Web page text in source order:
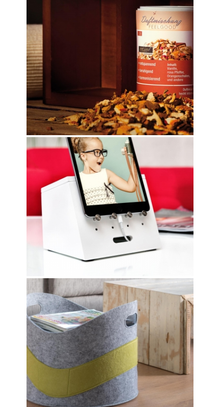
FEELGOOD
CAJA
LARRY